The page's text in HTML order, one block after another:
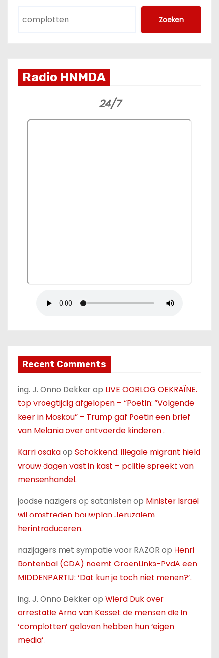
Zoeken
Radio HNMDA
24/7
Recent Comments
ing. J. Onno Dekkerop LIVE OORLOG OEKRAÏNE.
top vroegtijdig afgelopen – “Poetin: “Volgende
keer in Moskou” – Trump gaf Poetin een brief
van Melania over ontvoerde kinderen .
Karri osakaop Schokkend: illegale migrant hield
vrouw dagen vast in kast – politie spreekt van
mensenhandel.
joodse nazigers op satanisten op Minister Israël
wil omstreden bouwplan Jeruzalem
herintroduceren.
nazijagers met sympatie voor RAZOR op Henri
Bontenbal (CDA) noemt GroenLinks-PvdA een
MIDDENPARTIJ: ‘Dat kun je toch niet menen?’.
ing. J. Onno Dekkerop Wierd Duk over
arrestatie Arno van Kessel: de mensen die in
‘complotten’ geloven hebben hun ‘eigen
media’.